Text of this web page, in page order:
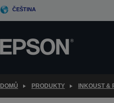
ČEŠTINA
DOMŮ PRODUKTY INKOUST &